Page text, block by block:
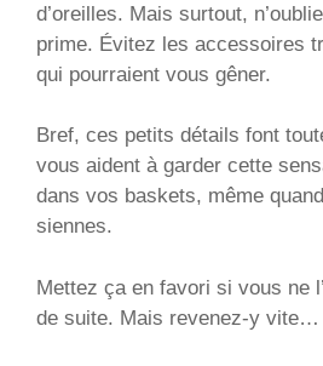
d’oreilles. Mais surtout,
prime. Évitez les accessoires
qui pourraient vous gêner.
Bref, ces petits détails font
vous aident à garder cette
dans vos baskets, même
siennes.
Mettez ça en favori si vous ne
de suite. Mais revenez-y vite…